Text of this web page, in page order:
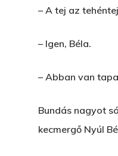
– A tej az
– Igen, Béla.
– Abban van
Bundás nagyot
kecmergő Nyúl